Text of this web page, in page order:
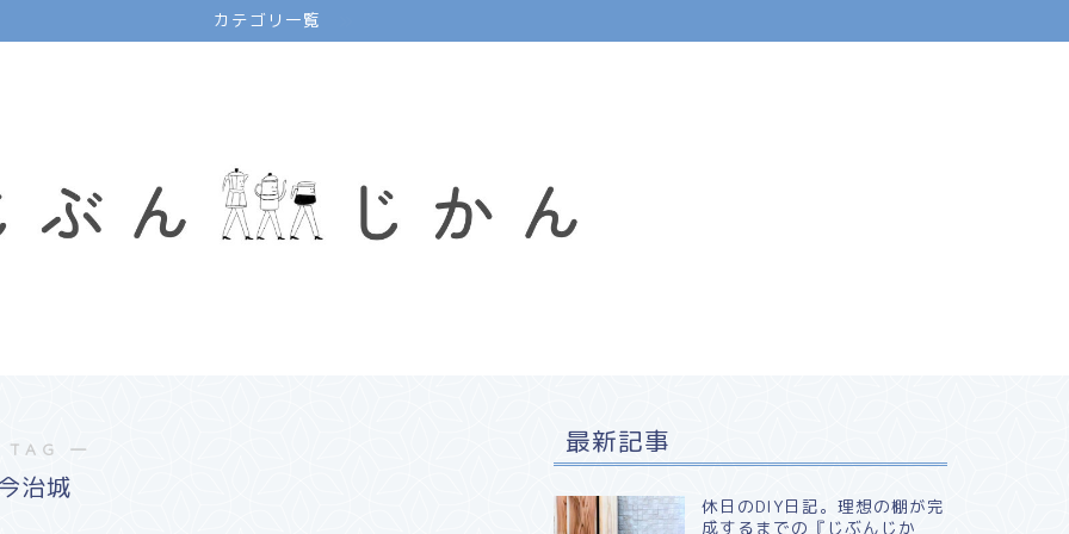
カテゴリ一覧
―
治城
最新記事
休日のDIY日記。理想の棚が完
成するまでの『じぶんじか